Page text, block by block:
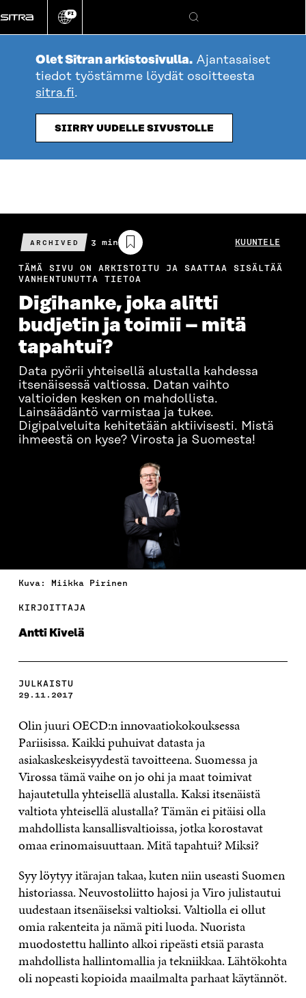
suoraan
sisältöön
Vaihda
kieli
FI
Hae
Olet Sitran arkistosivulla. Ajantasaiset
tiedot työstämme löydät osoitteesta
sitra.fi.
SIIRRY UUDELLE SIVUSTOLLE
ARCHIVED
Arvioitu
lukuaika
3 min KUUNTELE
TÄMÄ SIVU ON ARKISTOITU JA SAATTAA SISÄLTÄÄ
VANHENTUNUTTA TIETOA
Digihanke, joka alitti
budjetin ja toimii – mitä
tapahtui?
Data pyörii yhteisellä alustalla kahdessa
itsenäisessä valtiossa. Datan vaihto
valtioiden kesken on mahdollista.
Lainsäädäntö varmistaa ja tukee.
Digipalveluita kehitetään aktiivisesti. Mistä
ihmeestä on kyse? Virosta ja Suomesta!
Kuva: Miikka Pirinen
KIRJOITTAJA
Antti Kivelä
JULKAISTU
29.11.2017
Olin juuri OECD:n innovaatiokokouksessa
Pariisissa. Kaikki puhuivat datasta ja
asiakaskeskeisyydestä tavoitteena. Suomessa ja
Virossa tämä vaihe on jo ohi ja maat toimivat
hajautetulla yhteisellä alustalla. Kaksi itsenäistä
valtiota yhteisellä alustalla? Tämän ei pitäisi olla
mahdollista kansallisvaltioissa, jotka korostavat
omaa erinomaisuuttaan. Mitä tapahtui? Miksi?
Syy löytyy itärajan takaa, kuten niin useasti Suomen
historiassa. Neuvostoliitto hajosi ja Viro julistautui
uudestaan itsenäiseksi valtioksi. Valtiolla ei ollut
omia rakenteita ja nämä piti luoda. Nuorista
muodostettu hallinto alkoi ripeästi etsiä parasta
mahdollista hallintomallia ja tekniikkaa. Lähtökohta
oli nopeasti kopioida maailmalta parhaat käytännöt.